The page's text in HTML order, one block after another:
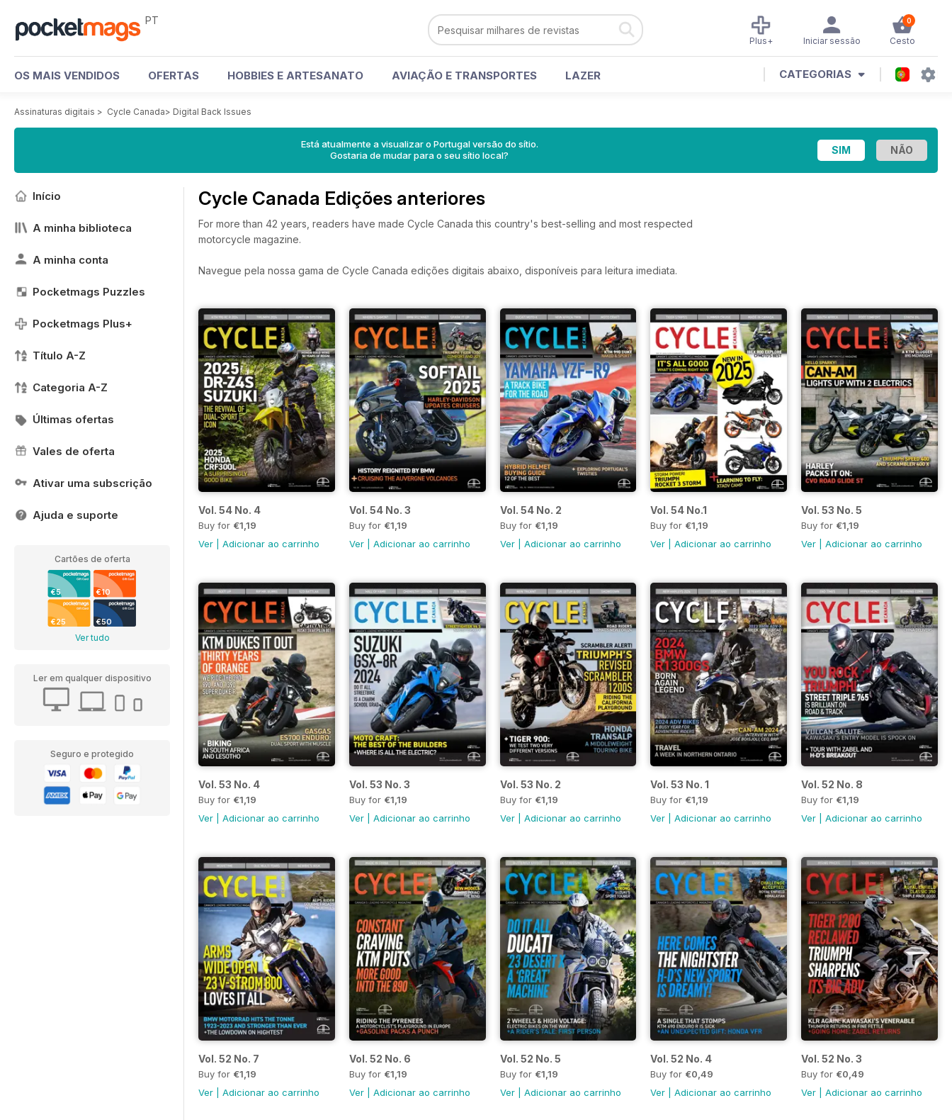
PT 0
Cesto
Iniciar sessão
Plus+
OS MAIS VENDIDOS OFERTAS HOBBIES E ARTESANATO AVIAÇÃO E TRANSPORTES LAZER CATEGORIAS
Assinaturas digitais > Cycle Canada> Digital Back Issues
Está atualmente a visualizar o Portugal versão do sítio.
Gostaria de mudar para o seu sítio local?
Início
A minha biblioteca
A minha conta
Pocketmags Puzzles
Pocketmags Plus+
Título A-Z
Categoria A-Z
Últimas ofertas
Vales de oferta
Ativar uma subscrição
Ajuda e suporte
Cartões de oferta
€5 €10
€25 €50
Ver tudo
Ler em qualquer dispositivo
Seguro e protegido
Cycle Canada Edições anteriores
For more than 42 years, readers have made Cycle Canada this country's best-selling and most respected
motorcycle magazine.
Navegue pela nossa gama de Cycle Canada edições digitais abaixo, disponíveis para leitura imediata.
Vol. 54 No. 4
Buy for €1,19
Ver
Adicionar ao carrinho
Vol. 54 No. 3
Buy for €1,19
Ver| Adicionar ao carrinho
Vol. 54 No. 2
Buy for €1,19
Ver| Adicionar ao carrinho
Vol. 54 No.1
Buy for €1,19
Ver |Adicionar ao carrinho
Vol. 53 No. 5
Buy for €1,19
Ver |Adicionar ao carrinho
Vol. 53 No. 4
Buy for €1,19
Ver
Adicionar ao carrinho
Vol. 53 No. 3
Buy for €1,19
Ver| Adicionar ao carrinho
Vol. 53 No. 2
Buy for €1,19
Ver| Adicionar ao carrinho
Vol. 53 No. 1
Buy for €1,19
Ver |Adicionar ao carrinho
Vol. 52 No. 8
Buy for €1,19
Ver |Adicionar ao carrinho
Vol. 52 No. 7
Buy for €1,19
Ver
Adicionar ao carrinho
Vol. 52 No. 6
Buy for €1,19
Ver| Adicionar ao carrinho
Vol. 52 No. 5
Buy for €1,19
Ver| Adicionar ao carrinho
Vol. 52 No. 4
Buy for €0,49
Ver |Adicionar ao carrinho
Vol. 52 No. 3
Buy for €0,49
Ver |Adicionar ao carrinho